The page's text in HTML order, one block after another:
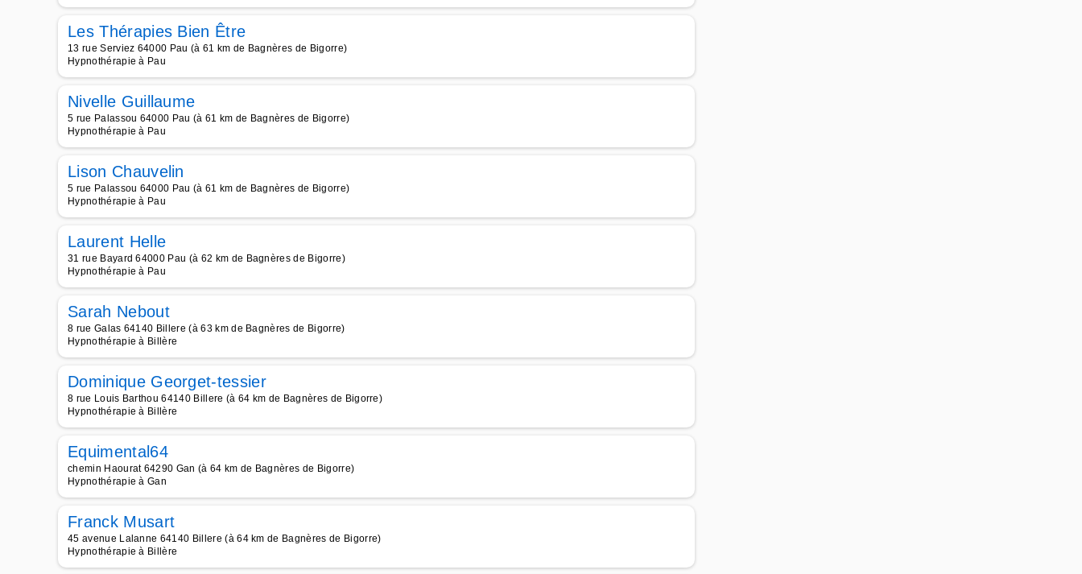
Les Thérapies Bien Être
13 rue Serviez 64000 Pau (à 61 km de Bagnères de Bigorre)
Hypnothérapie à Pau
Nivelle Guillaume
5 rue Palassou 64000 Pau (à 61 km de Bagnères de Bigorre)
Hypnothérapie à Pau
Lison Chauvelin
5 rue Palassou 64000 Pau (à 61 km de Bagnères de Bigorre)
Hypnothérapie à Pau
Laurent Helle
31 rue Bayard 64000 Pau (à 62 km de Bagnères de Bigorre)
Hypnothérapie à Pau
Sarah Nebout
8 rue Galas 64140 Billere (à 63 km de Bagnères de Bigorre)
Hypnothérapie à Billère
Dominique Georget-tessier
8 rue Louis Barthou 64140 Billere (à 64 km de Bagnères de Bigorre)
Hypnothérapie à Billère
Equimental64
chemin Haourat 64290 Gan (à 64 km de Bagnères de Bigorre)
Hypnothérapie à Gan
Franck Musart
45 avenue Lalanne 64140 Billere (à 64 km de Bagnères de Bigorre)
Hypnothérapie à Billère